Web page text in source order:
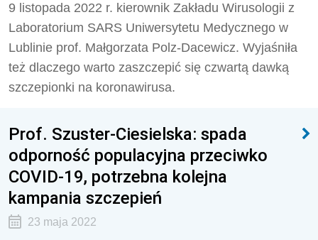
9 listopada 2022 r. kierownik Zakładu Wirusologii z
Laboratorium SARS Uniwersytetu Medycznego w
Lublinie prof. Małgorzata Polz-Dacewicz. Wyjaśniła
też dlaczego warto zaszczepić się czwartą dawką
szczepionki na koronawirusa.
Prof. Szuster-Ciesielska: spada
odporność populacyjna przeciwko
COVID-19, potrzebna kolejna
kampania szczepień
23 maja 2022